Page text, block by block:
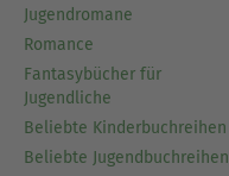
Jugendromane
Romance
Fantasybücher für
Jugendliche
Beliebte Kinderbuchreihen
Beliebte Jugendbuchreihen